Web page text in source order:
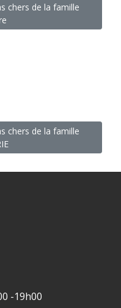
chers de la famille
chers de la famille
-19h00